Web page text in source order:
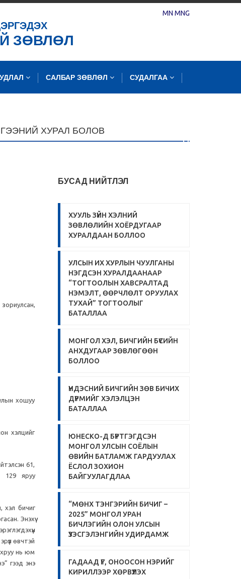
ЗӨВЛӨЛ
MN MNG
САЛБАР ЗӨВЛӨЛ СУДАЛГАА
ХУРАЛ БОЛОВ
хошуу
хэлцийг
61,
129 яруу
хэл бичиг
Энэхүү
өвчтэй
нь юм
гээд энэ
БУСАД НИЙТЛЭЛ
ХУУЛЬ ЗҮЙН ХЭЛНИЙ
ЗӨВЛӨЛИЙН ХОЁРДУГААР
ХУРАЛДААН БОЛЛОО
УЛСЫН ИХ ХУРЛЫН ЧУУЛГАНЫ
НЭГДСЭН ХУРАЛДААНААР
“ТОГТООЛЫН ХАВСРАЛТАД
НЭМЭЛТ, ӨӨРЧЛӨЛТ ОРУУЛАХ
ТУХАЙ” ТОГТООЛЫГ
БАТАЛЛАА
МОНГОЛ ХЭЛ, БИЧГИЙН БҮСИЙН
АНХДУГААР ЗӨВЛӨГӨӨН
БОЛЛОО
ҮНДЭСНИЙ БИЧГИЙН ЗӨВ БИЧИХ
ДҮРМИЙГ ХЭЛЭЛЦЭН
БАТАЛЛАА
ЮНЕСКО-Д БҮРТГЭГДСЭН
МОНГОЛ УЛСЫН СОЁЛЫН
ӨВИЙН БАТЛАМЖ ГАРДУУЛАХ
ЁСЛОЛ ЗОХИОН
БАЙГУУЛАГДЛАА
“МӨНХ ТЭНГЭРИЙН БИЧИГ –
2025” МОНГОЛ УРАН
БИЧЛЭГИЙН ОЛОН УЛСЫН
ҮЗЭСГЭЛЭНГИЙН УДИРДАМЖ
ГАДААД ҮГ, ОНООСОН НЭРИЙГ
КИРИЛЛЭЭР ХӨРВҮҮЛЭХ